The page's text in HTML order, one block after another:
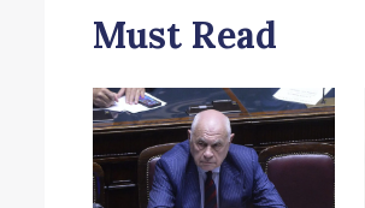
Must Read